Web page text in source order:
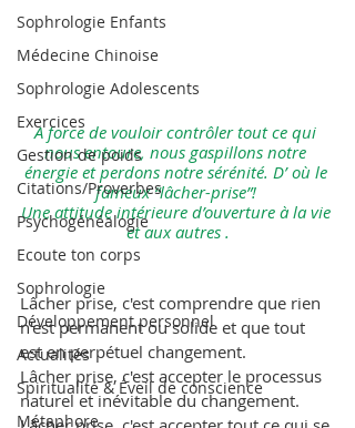
Sophrologie Enfants
Médecine Chinoise
Sophrologie Adolescents
Exercices
Gestion de poids
Citations/Proverbes
Psychogénéalogie
Ecoute ton corps
Sophrologie
Développement personnel
Actualités
Spiritualité & Éveil de conscience
Métaphore
A force de vouloir contrôler tout ce qui
nous entoure, nous gaspillons notre
énergie et perdons notre sérénité. D’ où le
fameux “lâcher-prise”!
Une attitude intérieure d’ouverture à la vie
et aux autres .
Lâcher prise, c'est comprendre que rien
n'est permanent ou solide et que tout
est en perpétuel changement.
Lâcher prise, c'est accepter le processus
naturel et inévitable du changement.